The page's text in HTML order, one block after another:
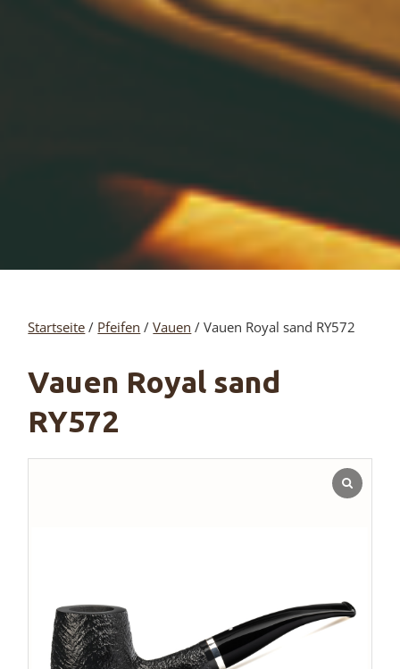
Startseite / Pfeifen /Vauen / Vauen Royal sand RY572
Vauen Royal sand
RY572